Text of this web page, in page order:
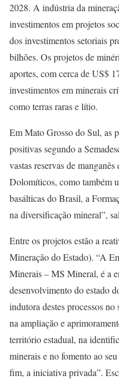
2028. A indústria da
investimentos em projetos
dos investimentos setoriais
bilhões. Os projetos de
aportes, com cerca de US$
investimentos em minerais
como terras raras e lítio.
Em Mato Grosso do Sul, as
positivas segundo a
vastas reservas de
Dolomíticos, como também
basálticas do Brasil, a
na diversificação mineral”,
Entre os projetos estão a
Mineração do Estado). “A
Minerais – MS Mineral, é a
desenvolvimento do estado
indutora destes processos
na ampliação e
território estadual, na
minerais e no fomento ao
fim, a iniciativa privada”.